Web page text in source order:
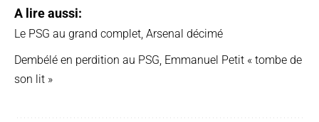
A lire aussi:
Le PSG au grand complet, Arsenal décimé
Dembélé en perdition au PSG, Emmanuel Petit « tombe de
son lit »